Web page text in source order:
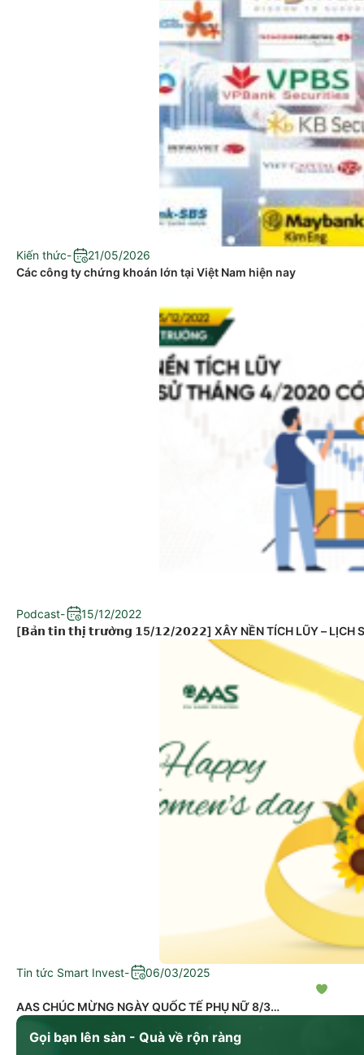
Gọi bạn lên sàn - Quà về rộn ràng
Kiến thức-
21/05/2026
Các công ty chứng khoán lớn tại Việt Nam hiện nay
Podcast-
15/12/2022
[𝗕𝗮̉𝗻 𝘁𝗶𝗻 𝘁𝗵𝗶̣ 𝘁𝗿𝘂̛𝗼̛̀𝗻𝗴 𝟭5/𝟭𝟮/𝟮𝟬𝟮𝟮] XÂY NỀN TÍCH LŨY – LỊCH
Tin tức Smart Invest- 06/03/2025
AAS CHÚC MỪNG NGÀY QUỐC TẾ PHỤ NỮ 8/3